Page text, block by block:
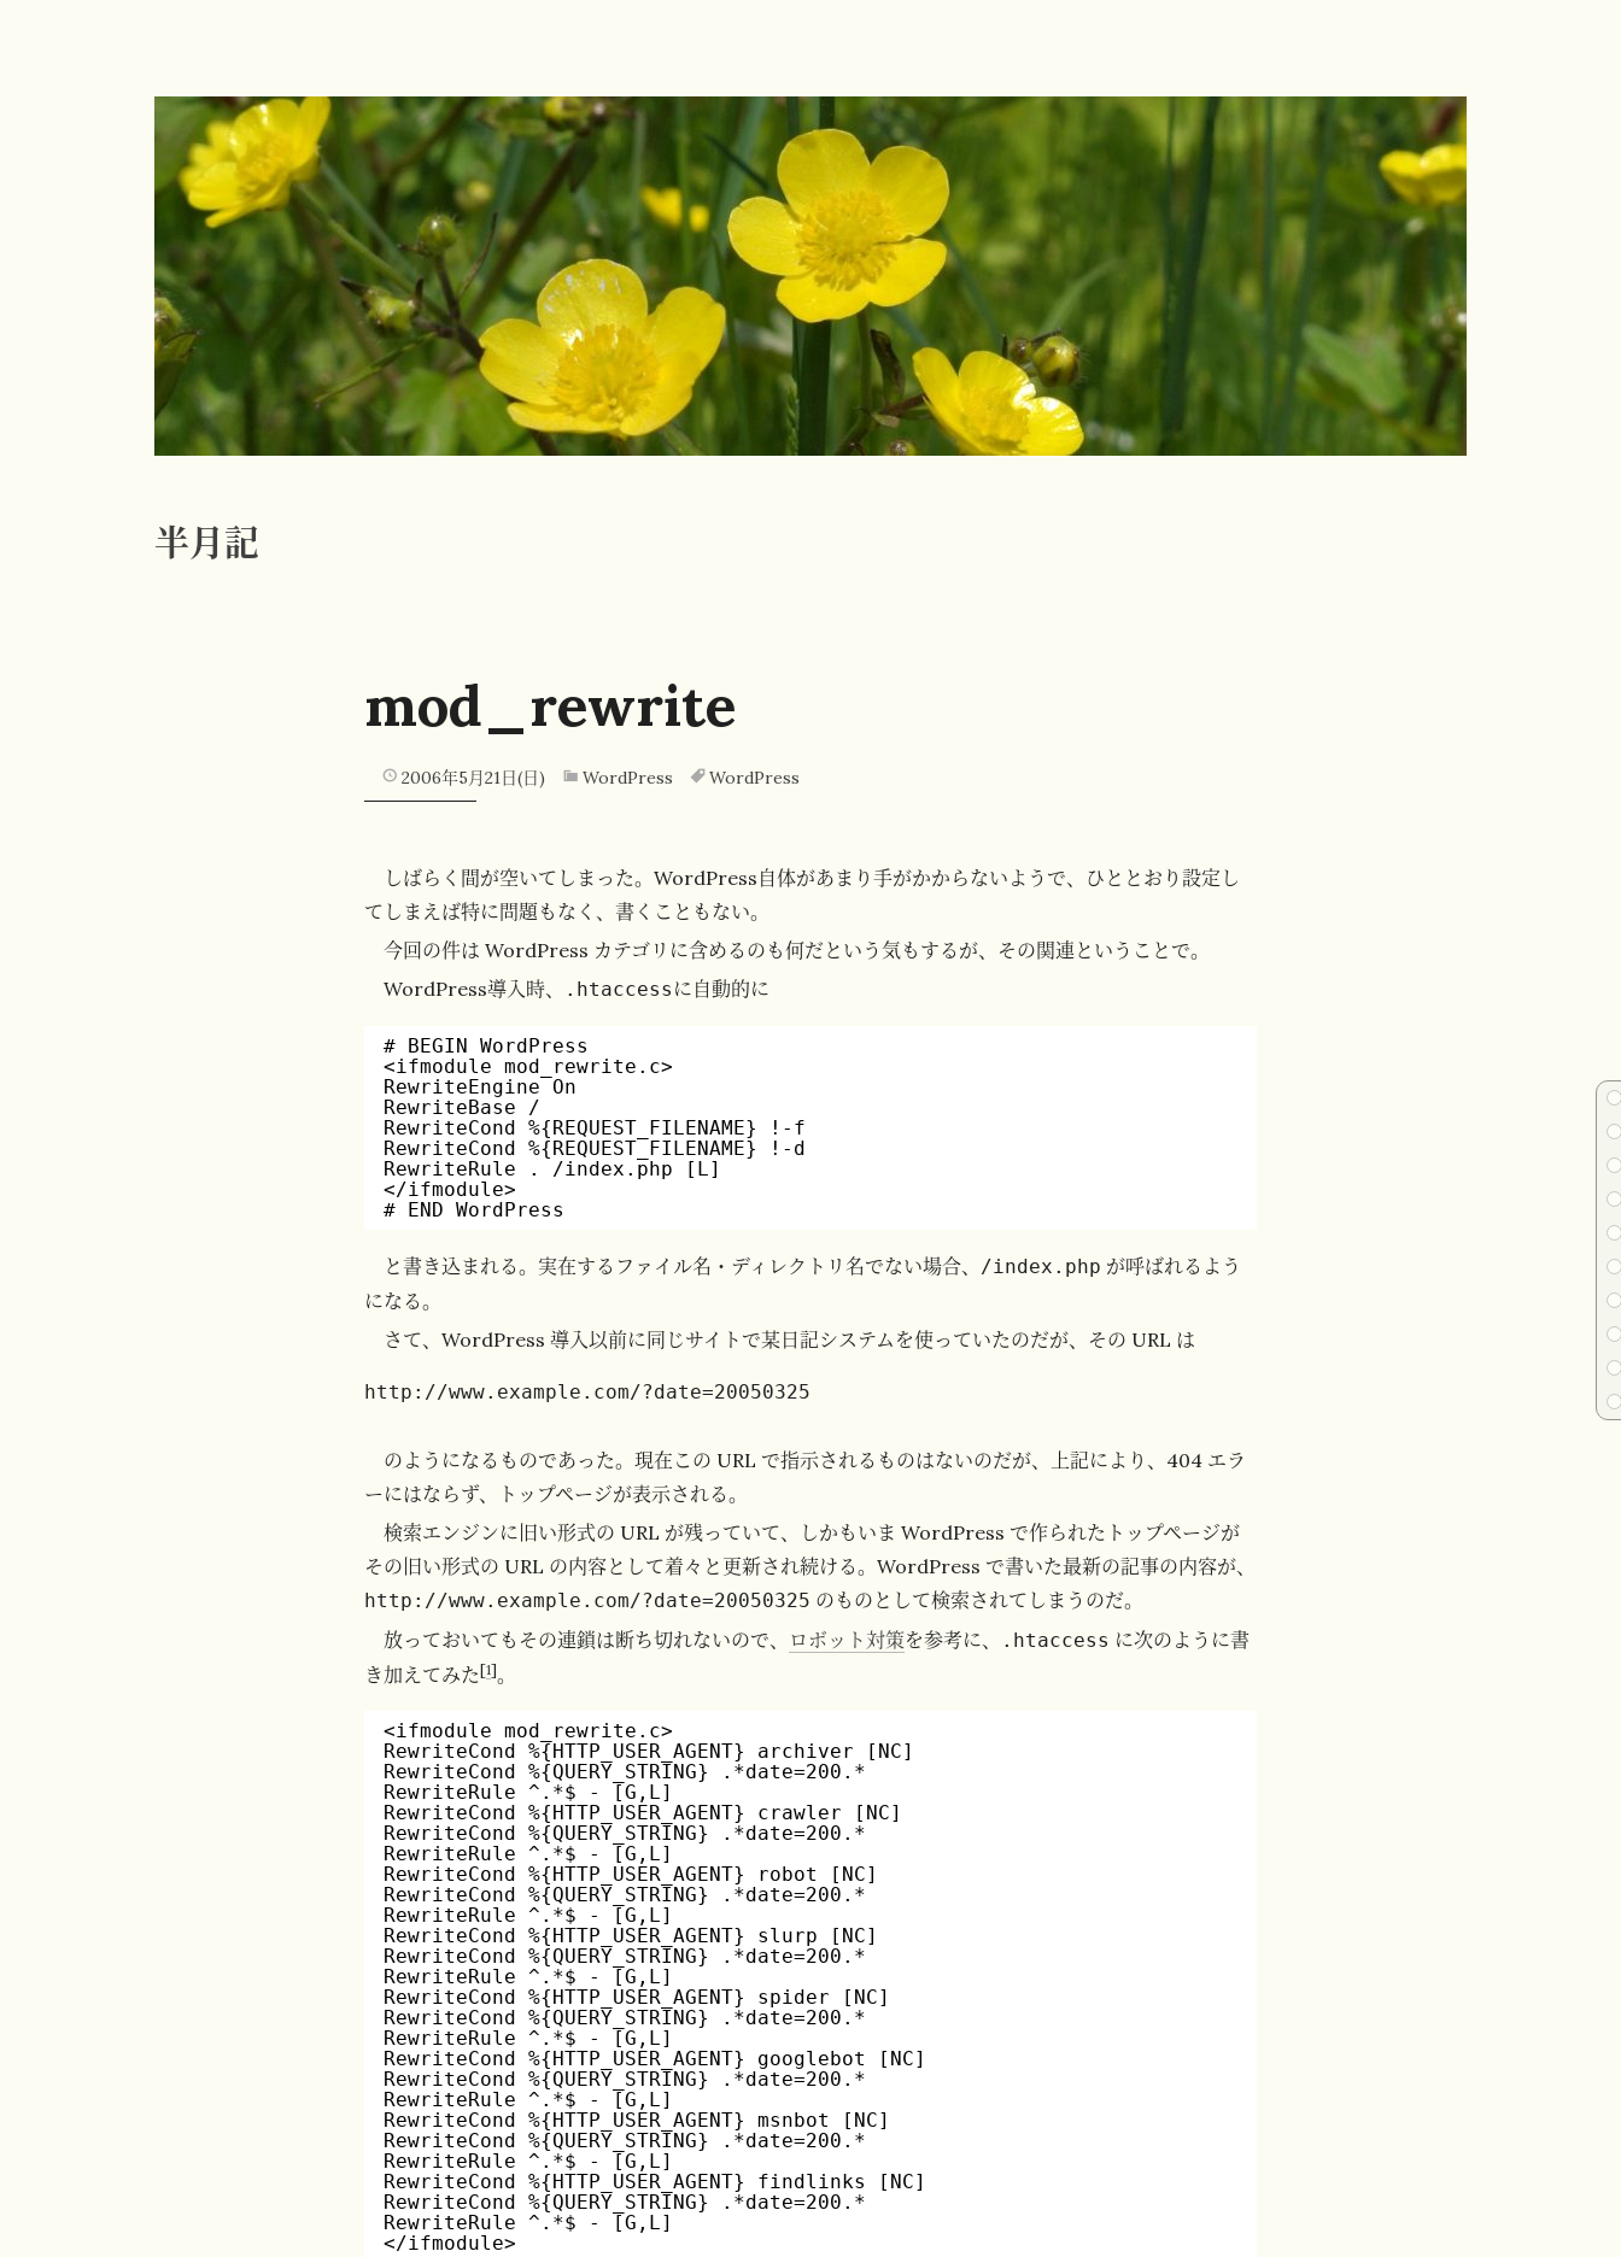
テ
ツ
へ
ス
キ
プ
半月記
mod_rewrite
2006年5月21日(日) WordPress WordPress
しばらく間が空いてしまった。WordPress自体があまり手がかからないようで、ひととおり設定し
てしまえば特に問題もなく、書くこともない。
今回の件は WordPress カテゴリに含めるのも何だという気もするが、その関連ということで。
WordPress導入時、
.htaccess に自動的に
# BEGIN WordPress
<ifmodule mod_rewrite.c>
RewriteEngine On
RewriteBase /
RewriteCond %{REQUEST_FILENAME} !-f
RewriteCond %{REQUEST_FILENAME} !-d
RewriteRule . /index.php [L]
</ifmodule>
# END WordPress
と書き込まれる。実在するファイル名・ディレクトリ名でない場合、 /index.php が呼ばれるよう
になる。
さて、WordPress 導入以前に同じサイトで某日記システムを使っていたのだが、その URL は
のようになるものであった。現在この URL で指示されるものはないのだが、上記により、404 エラ
ーにはならず、トップページが表示される。
検索エンジンに旧い形式の URL が残っていて、しかもいま WordPress で作られたトップページが
その旧い形式の URL の内容として着々と更新され続ける。WordPress で書いた最新の記事の内容が、
http://www.example.com/?date=20050325 のものとして検索されてしまうのだ。
放っておいてもその連鎖は断ち切れないので、 ロボット対策を参考に、 .htaccess に次のように書
き加えてみた[1]。
<ifmodule mod_rewrite.c>
RewriteCond %{HTTP_USER_AGENT} archiver [NC]
RewriteCond %{QUERY_STRING} .*date=200.*
RewriteRule ^.*$ - [G,L]
RewriteCond %{HTTP_USER_AGENT} crawler [NC]
RewriteCond %{QUERY_STRING} .*date=200.*
RewriteRule ^.*$ - [G,L]
RewriteCond %{HTTP_USER_AGENT} robot [NC]
RewriteCond %{QUERY_STRING} .*date=200.*
RewriteRule ^.*$ - [G,L]
RewriteCond %{HTTP_USER_AGENT} slurp [NC]
RewriteCond %{QUERY_STRING} .*date=200.*
RewriteRule ^.*$ - [G,L]
RewriteCond %{HTTP_USER_AGENT} spider [NC]
RewriteCond %{QUERY_STRING} .*date=200.*
RewriteRule ^.*$ - [G,L]
RewriteCond %{HTTP_USER_AGENT} googlebot [NC]
RewriteCond %{QUERY_STRING} .*date=200.*
RewriteRule ^.*$ - [G,L]
RewriteCond %{HTTP_USER_AGENT} msnbot [NC]
RewriteCond %{QUERY_STRING} .*date=200.*
RewriteRule ^.*$ - [G,L]
RewriteCond %{HTTP_USER_AGENT} findlinks [NC]
RewriteCond %{QUERY_STRING} .*date=200.*
RewriteRule ^.*$ - [G,L]
</ifmodule>